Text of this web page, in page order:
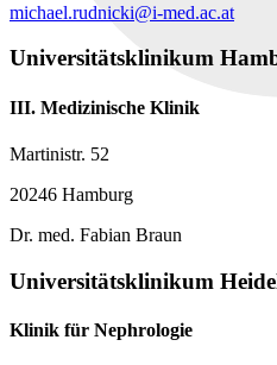
michael.rudnicki@i-med.ac.at
Universitätsklinikum
III. Medizinische Klinik
Martinistr. 52
20246 Hamburg
Dr. med. Fabian Braun
Universitätsklinikum
Klinik für Nephrologie